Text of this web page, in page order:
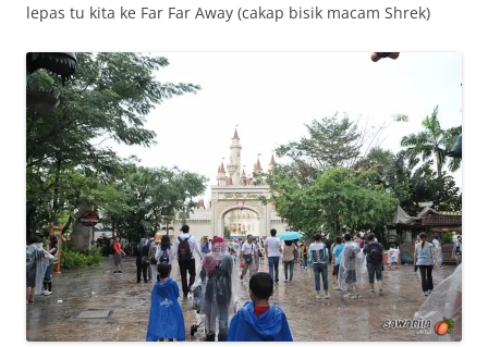
lepas tu kita ke Far Far Away (cakap bisik macam Shrek)